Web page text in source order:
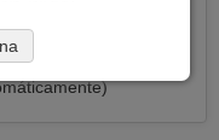
a
de envío de entrada y